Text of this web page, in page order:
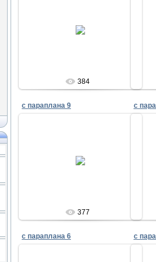
384
c параплана 9
377
c
c параплана 6 c